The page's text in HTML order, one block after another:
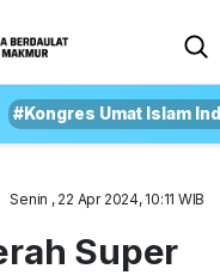
#Kongres Umat Islam
Senin , 22 Apr 2024, 10:11 WIB
Super